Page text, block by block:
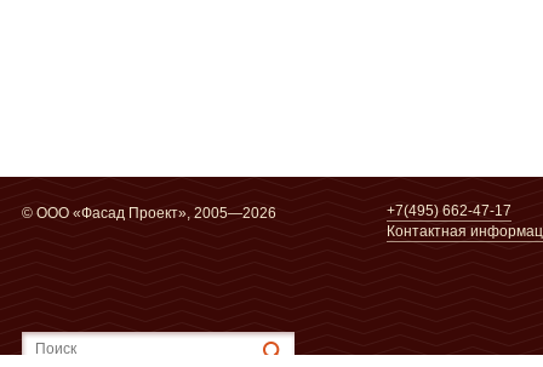
© ООО «Фасад Проект», 2005—2026
+7(495) 662-47-17
Контактная